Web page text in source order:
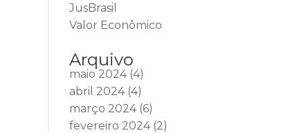
JusBrasil
Valor Econômico
Arquivo
maio 2024(4)
abril 2024(4)
março 2024(6)
fevereiro 2024(2)